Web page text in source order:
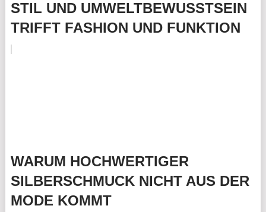
STIL UND UMWELTBEWUSSTSEIN
TRIFFT FASHION UND FUNKTION
WARUM HOCHWERTIGER
SILBERSCHMUCK NICHT AUS DER
MODE KOMMT